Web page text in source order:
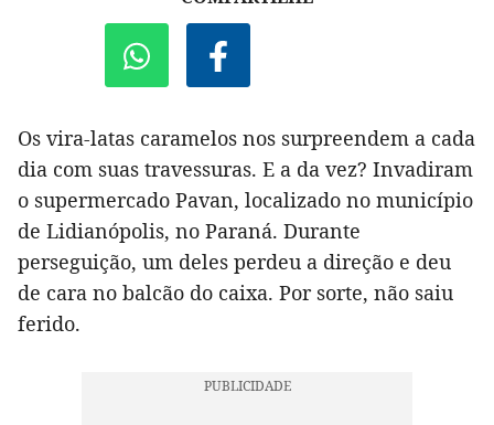
Os vira-latas caramelos nos surpreendem a cada
dia com suas travessuras. E a da vez? Invadiram
o supermercado Pavan, localizado no município
de Lidianópolis, no Paraná. Durante
perseguição, um deles perdeu a direção e deu
de cara no balcão do caixa. Por sorte, não saiu
ferido.